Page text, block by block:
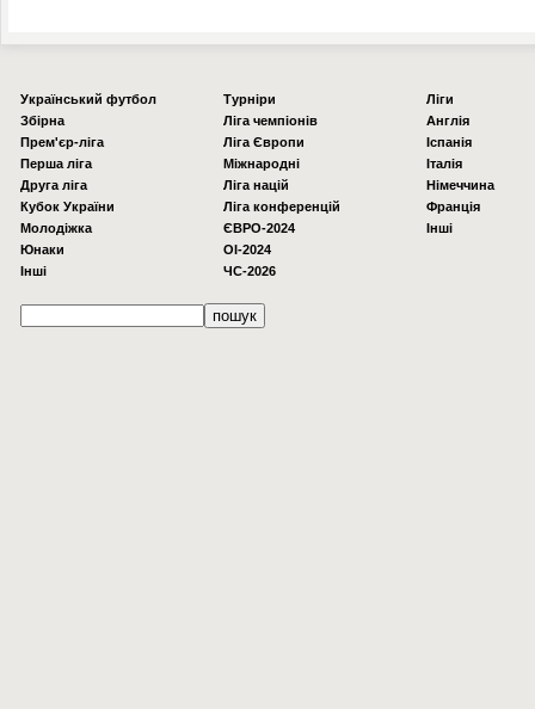
Українcький футбол
Збірна
Прем'єр-ліга
Перша ліга
Друга ліга
Кубок України
Молодіжка
Юнаки
Інші
Турніри
Ліга чемпіонів
Ліга Європи
Міжнародні
Ліга націй
Ліга конференцій
ЄВРО-2024
OI-2024
ЧС-2026
Ліги
Англія
Іспанія
Італія
Німеччина
Франція
Інші